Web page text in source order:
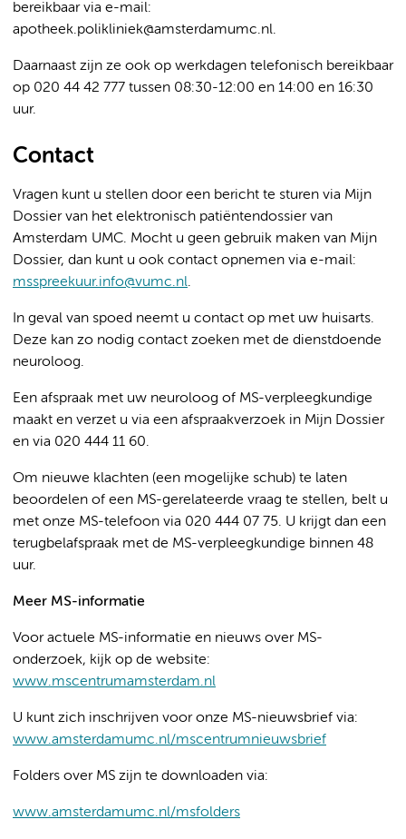
bereikbaar via e-mail:
apotheek.polikliniek@amsterdamumc.nl.
Daarnaast zijn ze ook op werkdagen telefonisch bereikbaar
op 020 44 42 777 tussen 08:30-12:00 en 14:00 en 16:30
uur.
Contact
Vragen kunt u stellen door een bericht te sturen via Mijn
Dossier van het elektronisch patiëntendossier van
Amsterdam UMC. Mocht u geen gebruik maken van Mijn
Dossier, dan kunt u ook contact opnemen via e-mail:
msspreekuur.info@vumc.nl.
In geval van spoed neemt u contact op met uw huisarts.
Deze kan zo nodig contact zoeken met de dienstdoende
neuroloog.
Een afspraak met uw neuroloog of MS-verpleegkundige
maakt en verzet u via een afspraakverzoek in Mijn Dossier
en via 020 444 11 60.
Om nieuwe klachten (een mogelijke schub) te laten
beoordelen of een MS-gerelateerde vraag te stellen, belt u
met onze MS-telefoon via 020 444 07 75. U krijgt dan een
terugbelafspraak met de MS-verpleegkundige binnen 48
uur.
Meer MS-informatie
Voor actuele MS-informatie en nieuws over MS-
onderzoek, kijk op de website:
www.mscentrumamsterdam.nl
U kunt zich inschrijven voor onze MS-nieuwsbrief via:
www.amsterdamumc.nl/mscentrumnieuwsbrief
Folders over MS zijn te downloaden via:
www.amsterdamumc.nl/msfolders